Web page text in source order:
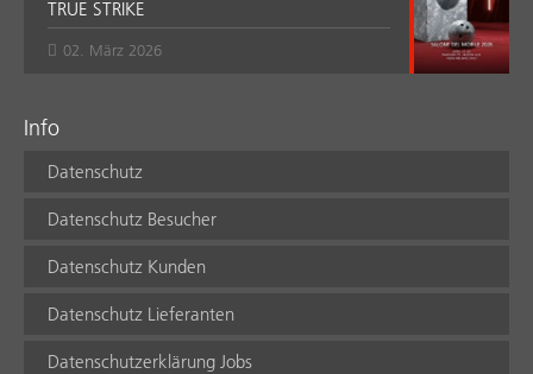
TRUE STRIKE
02. März 2026
Info
Datenschutz
Datenschutz Besucher
Datenschutz Kunden
Datenschutz Lieferanten
Datenschutzerklärung Jobs